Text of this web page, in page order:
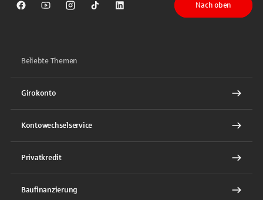
Sparkasse auf Facebook
Sparkasse auf Youtube
Sparkasse auf Instagram
Sparkasse auf TikTok
Sparkasse auf LinkedIn
Nach oben
Beliebte Themen
Girokonto
Kontowechselservice
Privatkredit
Baufinanzierung